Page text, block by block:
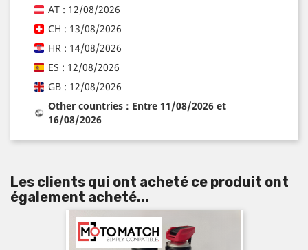
AT : 12/08/2026
CH : 13/08/2026
HR : 14/08/2026
ES : 12/08/2026
GB : 12/08/2026
Other countries : Entre 11/08/2026 et
16/08/2026
Les clients qui ont acheté ce produit ont
également acheté...